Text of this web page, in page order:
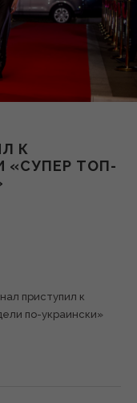
К
«СУПЕР ТОП-
приступил к
по-украински»